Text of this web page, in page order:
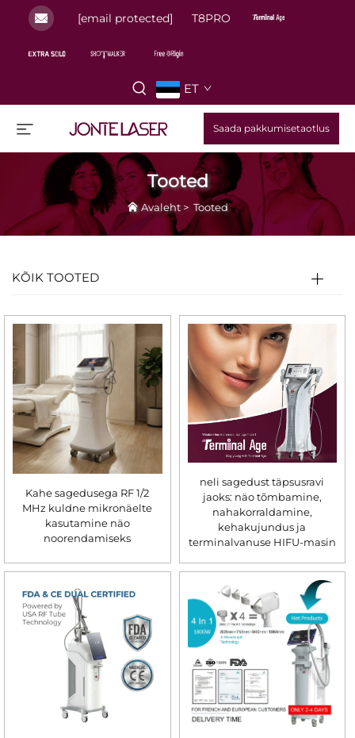
[email protected] T8PRO
ET
Saada pakkumisetaotlus
Tooted
Avaleht > Tooted
KÕIK TOOTED
Kahe sagedusega RF 1/2
MHz kuldne mikronäelte
kasutamine näo
noorendamiseks
neli sagedust täpsusravi
jaoks: näo tõmbamine,
nahakorraldamine,
kehakujundus ja
terminalvanuse HIFU-masin